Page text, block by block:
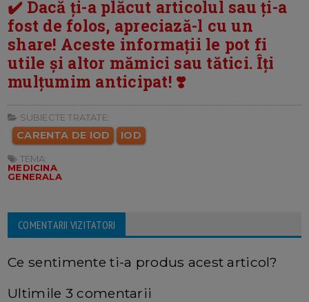
✔️ Dacă ți-a plăcut articolul sau ți-a
fost de folos, apreciază-l cu un
share! Aceste informații le pot fi
utile și altor mămici sau tătici. Îți
mulțumim anticipat! ❣️
SUBIECTE TRATATE:
CARENTA DE IOD IOD
TEMA:
MEDICINA
GENERALA
COMENTARII VIZITATORI
Ce sentimente ti-a produs acest articol?
Ultimile 3 comentarii